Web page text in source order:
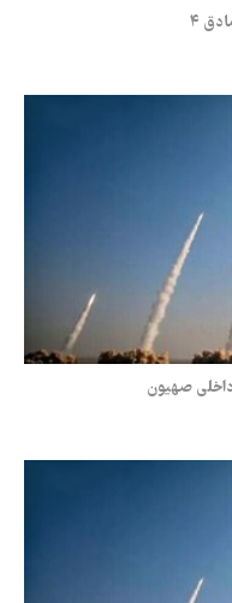
۴
صهیون